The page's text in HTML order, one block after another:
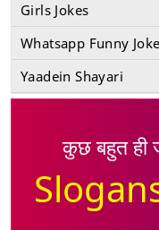
Girls Jokes
Whatsapp Funny
Yaadein Shayari
कुछ बहुत ही